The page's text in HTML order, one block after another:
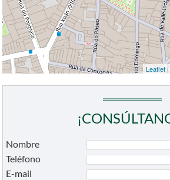
Nombre
Teléfono
E-mail
Leaflet|